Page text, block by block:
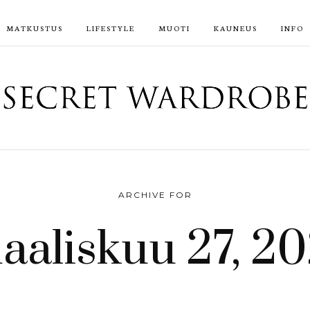
MATKUSTUS LIFESTYLE MUOTI KAUNEUS INFO
ARCHIVE FOR
27,